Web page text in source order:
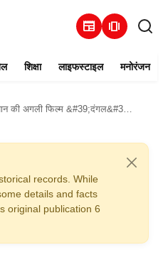
newspaper amp_stories
शिक्षा लाइफस्टाइल मनोरंजन
फिल्म &#39;दंगल&#39; का दूसरा गाना &#39;धाकड़&#39; हुआ रिलीज
records. While
details and facts
original publication 6